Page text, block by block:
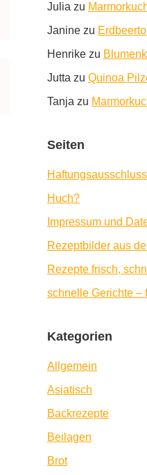
Julia zu
Janine zu
Henrike zu
Jutta zu Quinoa
Tanja zu
Seiten
Haftungsausschluss
Huch?
Impressum und
Rezeptbilder aus
Rezepte frisch,
schnelle Gerichte –
Kategorien
Allgemein
Asiatisch
Backrezepte
Beilagen
Brot